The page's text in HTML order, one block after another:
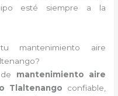
esté siempre a la
mantenimiento aire
mantenimiento aire
Tlaltenango confiable,